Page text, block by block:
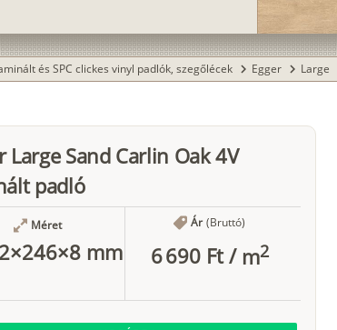
és SPC clickes vinyl padlók, szegőlécek chevron_right Egger chevron_right Large
Large Sand Carlin Oak 4V
padló
Méret
mm
Ár (Bruttó)
6 690 Ft/ m2